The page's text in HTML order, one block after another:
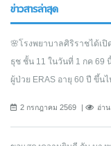
ข่าวสารล่าสุด
🌸โรงพยาบาลศิริราชได้เ
ธุช ชั้น 11 ในวันที่ 1 กค 69
ผู้ป่วย ERAS อายุ 60 ปี ขึ้นไ
2 กรกฎาคม 2569 อ่า